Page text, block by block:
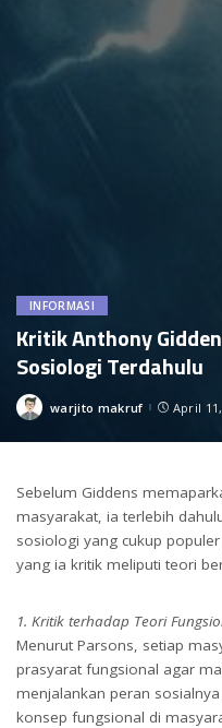
INFORMASI
Kritik Anthony
Sosiologi Terdahulu
Posted
warjito makruf April
Sebelum Giddens
masyarakat, ia terlebih
sosiologi yang cukup
yang ia kritik meliputi teori
1. Kritik terhadap Teori
Menurut Parsons, setiap
prasyarat fungsional agar
menjalankan peran
konsep fungsional di